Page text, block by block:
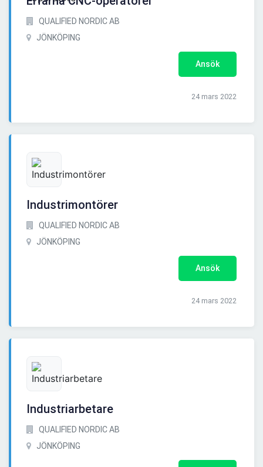
QUALIFIED NORDIC AB
JÖNKÖPING
Ansök
24 mars 2022
Industrimontörer
QUALIFIED NORDIC AB
JÖNKÖPING
Ansök
24 mars 2022
Industriarbetare
QUALIFIED NORDIC AB
JÖNKÖPING